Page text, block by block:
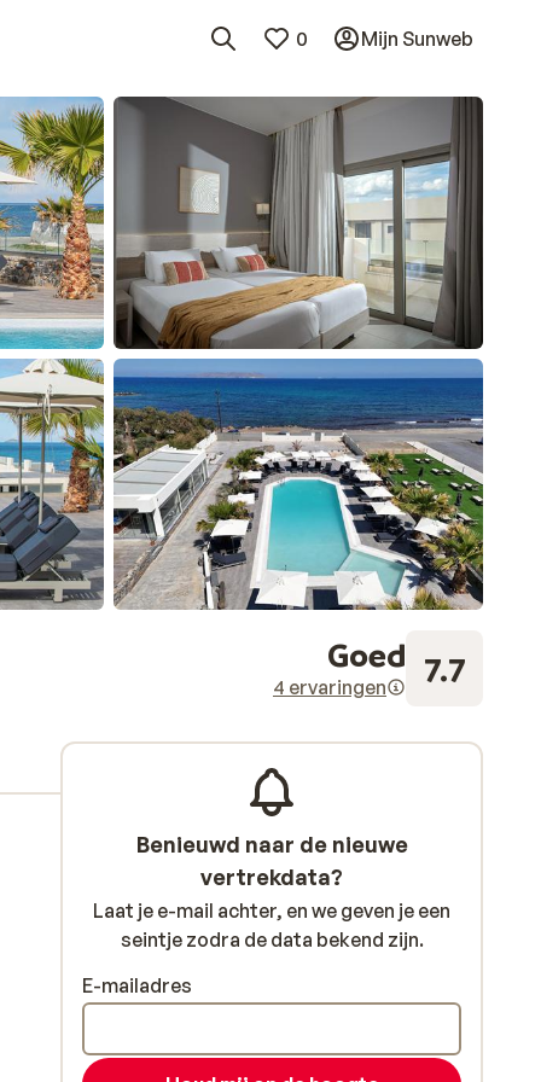
0 Mijn Sunweb
Goed
4 ervaringen 7.7
Benieuwd naar de nieuwe
vertrekdata?
Laat je e-mail achter, en we geven je een
seintje zodra de data bekend zijn.
E-mailadres